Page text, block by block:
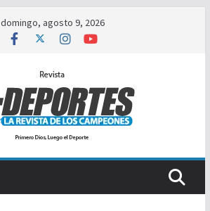
domingo, agosto 9, 2026